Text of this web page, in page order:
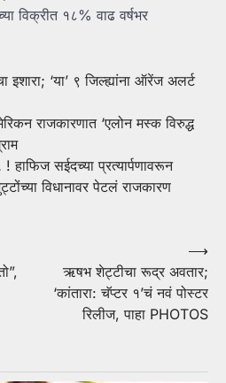
विक्रीत १८% वाढ वर्षभर
‘या’ ९ जिल्ह्यांना ऑरेंज अलर्ट
राजकारणात ‘एलोन मस्क विरुद्ध
! हाफिज सईदच्या प्रत्यार्पणावरून
विधानावर पेटलं राजकारण
ऋषभ शेट्टीचा रूद्र अवतार;
‘कांतारा: चॅप्टर १’चं नवं पोस्टर
रिलीज, पाहा PHOTOS
⟶